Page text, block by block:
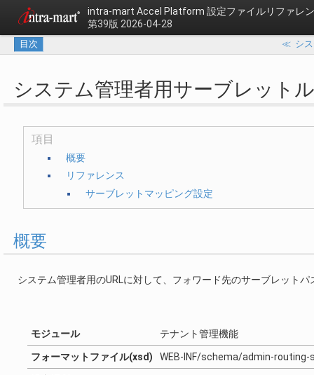
intra-mart Accel Platform 設定ファイルリファレ
第39版 2026-04-28
目次 ≪ シ
システム管理者用サーブレット
項目
概要
リファレンス
サーブレットマッピング設定
概要
システム管理者用のURLに対して、フォワード先のサーブレット
モジュール テナント管理機能
フォーマットファイル(xsd) WEB-INF/schema/admin-